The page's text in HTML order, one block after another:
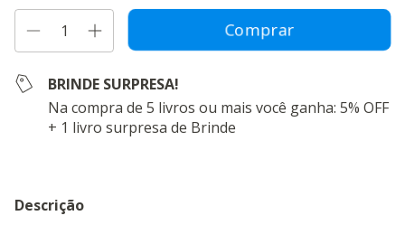
BRINDE SURPRESA!
Na compra de 5 livros ou mais você ganha: 5% OFF
+ 1 livro surpresa de Brinde
Descrição